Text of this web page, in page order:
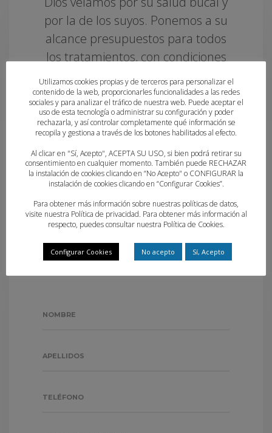
por la de los suyos. Ponemos a su
alcance presupuestos para todos
los tratamientos, con condiciones
muy ventajosas que se ajustan a
sus necesidades concretas y,
como no, a su bolsillo.
Presupuestos a medida
Cómodas cuotas mensuales
Solicite información sin
compromiso
Contáctanos
NOMBRE
APELLIDOS
TELÉFONO
Utilizamos cookies propias y de terceros para personalizar el
contenido de la web, proporcionarles funcionalidades a las redes
sociales y para analizar el tráfico de nuestra web. Puede aceptar el
uso de esta tecnología o administrar su configuración y poder
rechazarla, y así controlar completamente qué información se
recopila y gestiona a través de los botones habilitados al efecto.
Al clicar en "Sí, Acepto", ACEPTA SU USO, si bien podrá retirar su
consentimiento en cualquier momento. También puede RECHAZAR
la instalación de cookies clicando en “No Acepto" o CONFIGURAR la
instalación de cookies clicando en “Configurar Cookies”.
Para obtener más información sobre nuestras políticas de datos,
visite nuestra Política de privacidad. Para obtener más información al
respecto, puedes consultar nuestra Política de Cookies.
Configurar Cookies No acepto Sí, Acepto